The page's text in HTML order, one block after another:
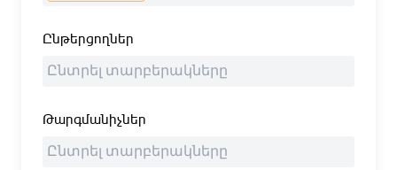
Ընթերցողներ
Թարգմանիչներ